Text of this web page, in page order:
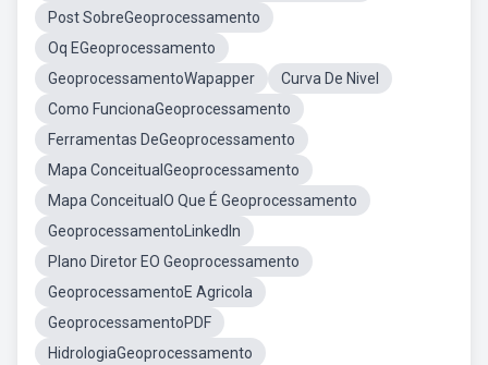
Post SobreGeoprocessamento
Oq EGeoprocessamento
GeoprocessamentoWapapper
Curva De Nivel
Como FuncionaGeoprocessamento
Ferramentas DeGeoprocessamento
Mapa ConceitualGeoprocessamento
Mapa ConceitualO Que É Geoprocessamento
GeoprocessamentoLinkedIn
Plano Diretor EO Geoprocessamento
GeoprocessamentoE Agricola
GeoprocessamentoPDF
HidrologiaGeoprocessamento